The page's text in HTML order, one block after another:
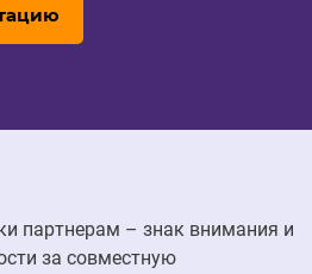
партнерам – знак внимания и
за совместную